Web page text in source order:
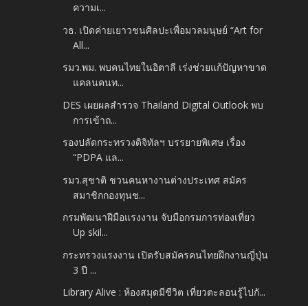
ความเ...
วธ. เปิดค่ายเยาวชนศิลปะเพื่อมวลมนุษย์ “Art for
All...
รมว.พม. พบคนไทยในอิตาลี เร่งช่วยแก้ปัญหาขาด
แคลนคนท...
DES เผยผลสำรวจ Thailand Digital Outlook พบ
การเข้าถ...
รองปลัดกระทรวงดิจิทัลฯ บรรยายพิเศษ เรื่อง
“PDPA แล...
รมว.สุชาติ ชวนคนหางานต่างประเทศ สมัคร
สมาชิกกองทุนช...
กรมพัฒนาฝีมือแรงงาน จับมือกรมการท่องเที่ยว
Up skil...
กระทรวงแรงงาน เปิดรับสมัครคนไทยฝึกงานญี่ปุ่น
3 ปี ...
Library Alive : ห้องสมุดมีชีวิต เที่ยวตะลอนรู้ไปกั...